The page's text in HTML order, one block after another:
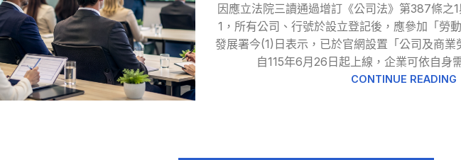
因應立法院三讀通過增訂《公司法》第387條之
1，所有公司、行號於設立登記後，應參加「勞
發展署今(1)日表示，已於官網設置「公司及商業
自115年6月26日起上線，企業可依自身
CONTINUE READING